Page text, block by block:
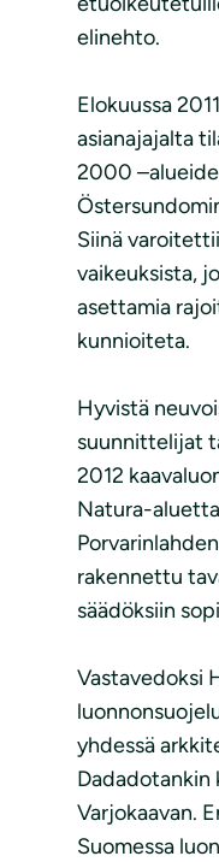
elinehto.
Elokuussa
asianajajalta
2000
Siinä
vaikeuksista,
asettamia
kunnioiteta.
Hyvistä
suunnittelijat
2012
Natura-
rakennettu
säädöksiin
Vastavedoksi
yhdessä
Dadadotankin
Varjokaavan.
Suomessa